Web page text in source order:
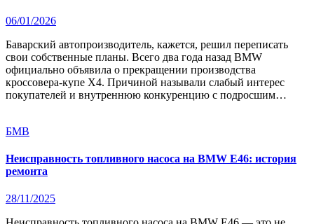
06/01/2026
Баварский автопроизводитель, кажется, решил переписать
свои собственные планы. Всего два года назад BMW
официально объявила о прекращении производства
кроссовера-купе X4. Причиной называли слабый интерес
покупателей и внутреннюю конкуренцию с подросшим…
БМВ
Неисправность топливного насоса на BMW E46: история
ремонта
28/11/2025